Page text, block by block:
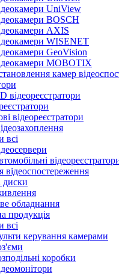
UniView
BOSCH
AXIS
WISENET
GeoVision
MOBOTIX
камер
відеореєстратори
відеореєстратори
всі
відеоспостереження
диски
обладнання
продукція
всі
керування камерами
коробки